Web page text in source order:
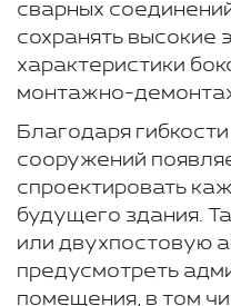
сварных
сохранять высокие
характеристики
монтажно-
Благодаря
сооружений
спроектировать
будущего здания.
или двухпостовую
предусмотреть
помещения, в том